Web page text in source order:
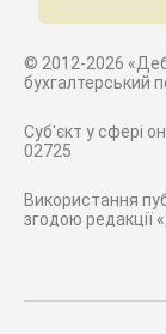
© 2012-2026
бухгалтерський
Суб'єкт у сфері
02725
Використання
згодою редакції